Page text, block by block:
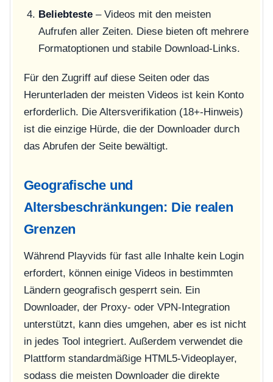
Beliebteste– Videos mit den meisten
Aufrufen aller Zeiten. Diese bieten oft mehrere
Formatoptionen und stabile Download-Links.
Für den Zugriff auf diese Seiten oder das
Herunterladen der meisten Videos ist kein Konto
erforderlich. Die Altersverifikation (18+-Hinweis)
ist die einzige Hürde, die der Downloader durch
das Abrufen der Seite bewältigt.
Geografische und
Altersbeschränkungen: Die realen
Grenzen
Während Playvids für fast alle Inhalte kein Login
erfordert, können einige Videos in bestimmten
Ländern geografisch gesperrt sein. Ein
Downloader, der Proxy- oder VPN-Integration
unterstützt, kann dies umgehen, aber es ist nicht
in jedes Tool integriert. Außerdem verwendet die
Plattform standardmäßige HTML5-Videoplayer,
sodass die meisten Downloader die direkte